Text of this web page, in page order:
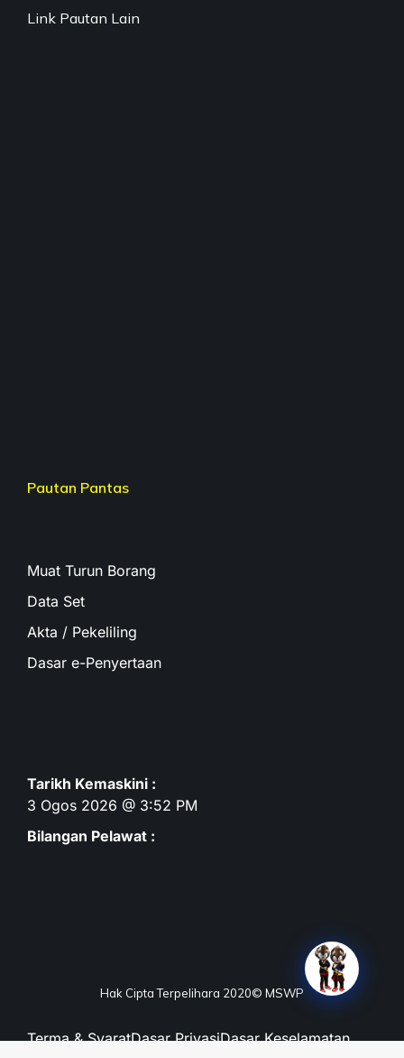
Link Pautan Lain
Pautan Pantas
Muat Turun Borang
Data Set
Akta / Pekeliling
Dasar e-Penyertaan
Tarikh Kemaskini :
3 Ogos 2026 @ 3:52 PM
Bilangan Pelawat :
Hak Cipta Terpelihara 2020© MSWP
Terma & SyaratDasar PrivasiDasar Keselamatan